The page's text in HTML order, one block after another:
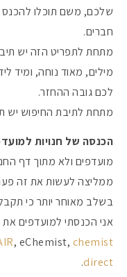
שלכם, משם תוכלו
חברים.
מתחת לתפריט הזה יש
מילים, מאוד נוחה, ומיד
לכם גובה ההחזר.
מתחת לתיבת החיפוש יש
הכנסה של חנויות
מועדפים ולא מתוך דף
ממליצה לעשות את זה
בשלב מאוחר יותר כי
אני הכנסתי למועדפים את
, eChemist, chemist
direct
.